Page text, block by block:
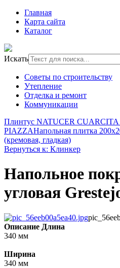
Главная
Карта сайта
Каталог
Искать
Советы по строительству
Утепление
Отделка и ремонт
Коммуникации
Плинтус NATUCER
PIAZZAНапольная плитка
(кремовая, гладкая)
Вернуться к: Клинкер
Напольное
угловая
Описание Длина
340 мм
Ширина
340 мм